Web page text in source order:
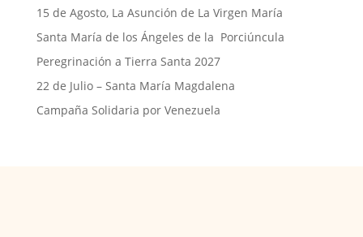
15 de Agosto, La Asunción de La Virgen María
Santa María de los Ángeles de la Porciúncula
Peregrinación a Tierra Santa 2027
22 de Julio – Santa María Magdalena
Campaña Solidaria por Venezuela